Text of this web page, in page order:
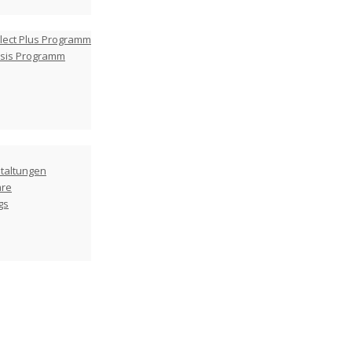
Plus Programm
Programm